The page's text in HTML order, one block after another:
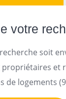
votre
soit
et
de logements